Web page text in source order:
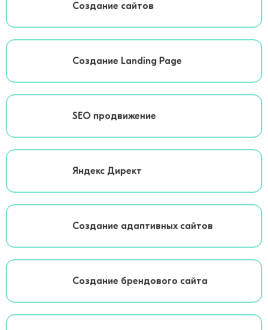
Создание сайтов
Создание Landing Page
SEO продвижение
Яндекс Директ
Создание адаптивных сайтов
Создание брендового сайта